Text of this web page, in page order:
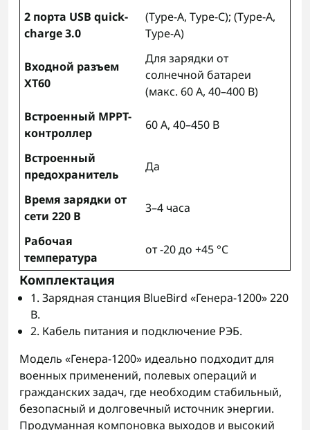
2 порта USB quick-
charge 3.0
(Type-A, Type-C); (Type-A,
Type-A)
Входной разъем
XT60
Для зарядки от
солнечной батареи
(макс. 60 А, 40–400 В)
Встроенный MPPT-
контроллер
60 А, 40–450 В
Встроенный
предохранитель
Да
Время зарядки от
сети 220 В
3–4 часа
Рабочая
температура
от -20 до +45 °C
Комплектация
1. Зарядная станция BlueBird «Генера-1200» 220
В.
2. Кабель питания и подключение РЭБ.
Модель «Генера-1200» идеально подходит для
военных применений, полевых операций и
гражданских задач, где необходим стабильный,
безопасный и долговечный источник энергии.
Продуманная компоновка выходов и высокий